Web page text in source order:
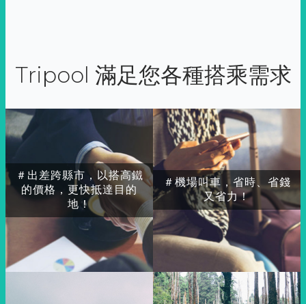
Tripool 滿足您各種搭乘需求
＃出差跨縣市，以搭高鐵
的價格，更快抵達目的
地！
＃機場叫車，省時、省錢
又省力！